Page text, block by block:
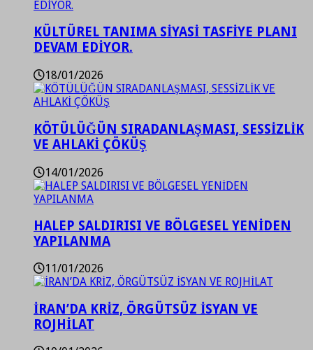
KÜLTÜREL TANIMA SİYASİ TASFİYE PLANI
DEVAM EDİYOR.
18/01/2026
KÖTÜLÜĞÜN SIRADANLAŞMASI, SESSİZLİK
VE AHLAKİ ÇÖKÜŞ
14/01/2026
HALEP SALDIRISI VE BÖLGESEL YENİDEN
YAPILANMA
11/01/2026
İRAN’DA KRİZ, ÖRGÜTSÜZ İSYAN VE
ROJHİLAT